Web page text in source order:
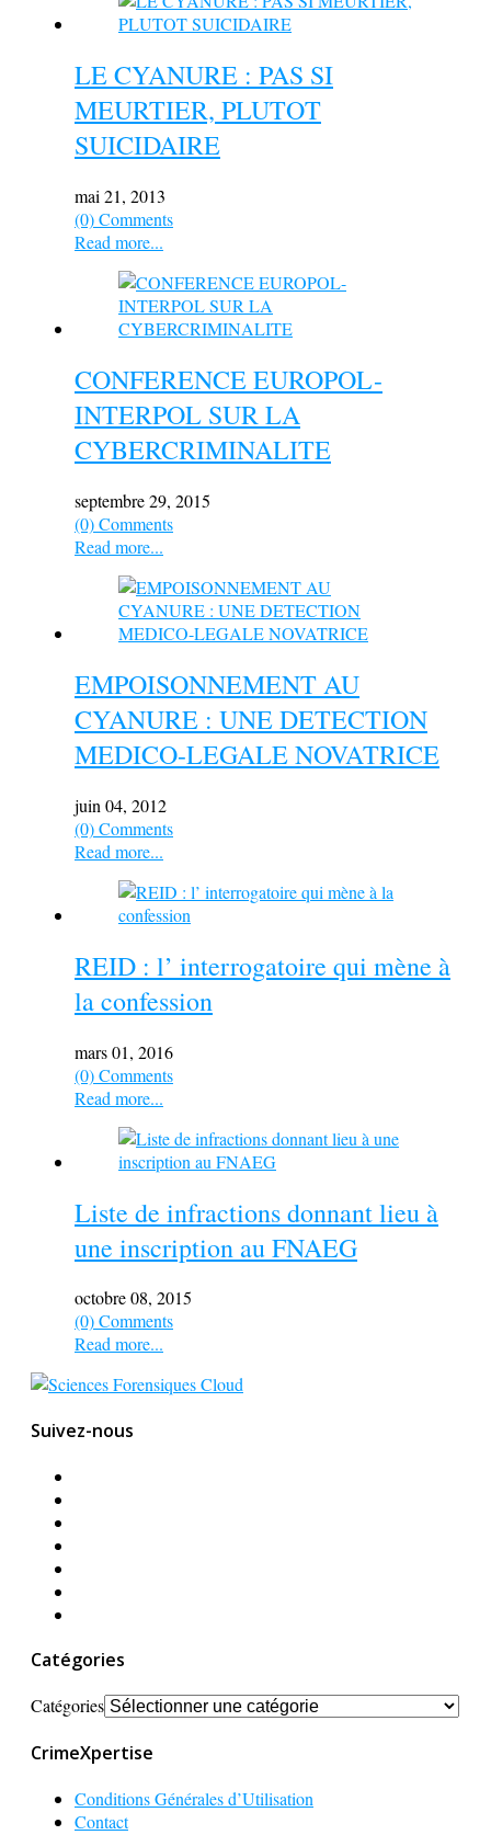
LE CYANURE : PAS SI
MEURTIER, PLUTOT
SUICIDAIRE
mai 21, 2013
(0) Comments
Read more...
CONFERENCE EUROPOL-
INTERPOL SUR LA
CYBERCRIMINALITE
septembre 29, 2015
(0) Comments
Read more...
EMPOISONNEMENT AU
CYANURE : UNE DETECTION
MEDICO-LEGALE NOVATRICE
juin 04, 2012
(0) Comments
Read more...
REID : l’ interrogatoire qui mène à
la confession
mars 01, 2016
(0) Comments
Read more...
Liste de infractions donnant lieu à
une inscription au FNAEG
octobre 08, 2015
(0) Comments
Read more...
Suivez-nous
Catégories
Catégories
CrimeXpertise
Conditions Générales d’Utilisation
Contact